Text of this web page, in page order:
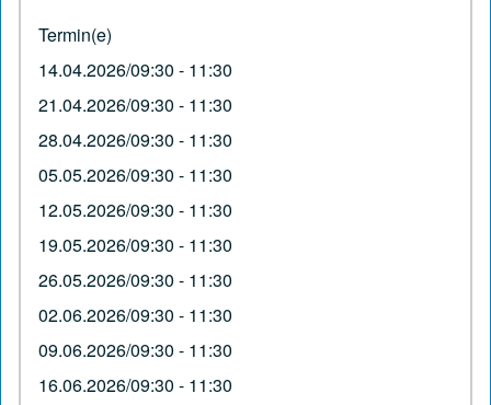
Termin(e)
14.04.2026/09:30 - 11:30
21.04.2026/09:30 - 11:30
28.04.2026/09:30 - 11:30
05.05.2026/09:30 - 11:30
12.05.2026/09:30 - 11:30
19.05.2026/09:30 - 11:30
26.05.2026/09:30 - 11:30
02.06.2026/09:30 - 11:30
09.06.2026/09:30 - 11:30
16.06.2026/09:30 - 11:30